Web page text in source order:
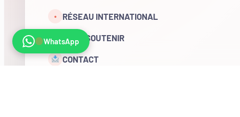
• RÉSEAU INTERNATIONAL
NOUS SOUTENIR
CONTACT
WhatsApp